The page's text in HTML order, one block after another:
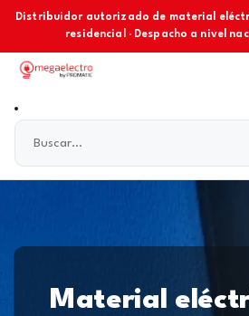
Ir al contenido
Distribuidor autorizado de material
residencial · Despacho a nivel
Material